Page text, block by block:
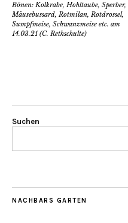
Bönen: Kolkrabe, Hohltaube, Sperber,
Mäusebussard, Rotmilan, Rotdrossel,
Sumpfmeise, Schwanzmeise etc. am
14.03.21 (C. Rethschulte)
Suchen
NACHBARS GARTEN